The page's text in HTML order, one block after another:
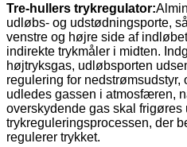
Tre-hullers trykregulator:
udløbs- og udstødningsporte,
venstre og højre side af
indirekte trykmåler i midten.
højtryksgas, udløbsporten
regulering for nedstrømsudstyr,
udledes gassen i atmosfæren,
overskydende gas skal frigøres
trykreguleringsprocessen, der
regulerer trykket.